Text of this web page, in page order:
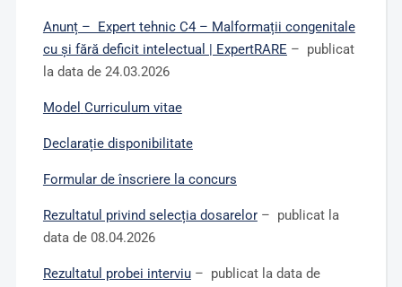
Anunț – Expert tehnic C4 – Malformații congenitale
cu și fără deficit intelectual | ExpertRARE – publicat
la data de 24.03.2026
Model Curriculum vitae
Declarație disponibilitate
Formular de înscriere la concurs
Rezultatul privind selecția dosarelor– publicat la
data de 08.04.2026
Rezultatul probei interviu– publicat la data de